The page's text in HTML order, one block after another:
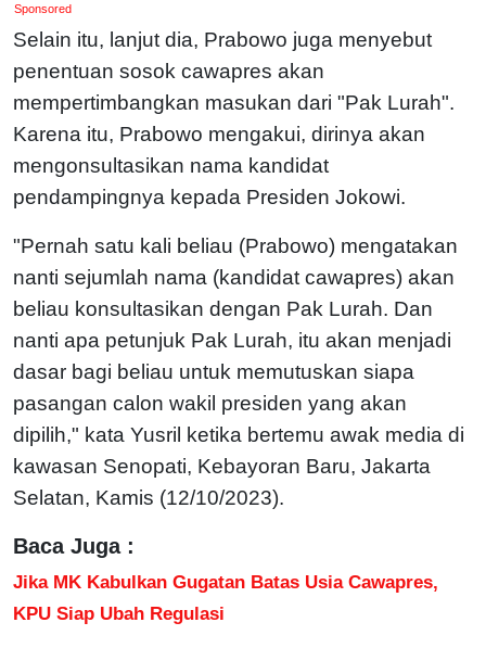
Sponsored
Selain itu, lanjut dia, Prabowo juga menyebut
penentuan sosok cawapres akan
mempertimbangkan masukan dari "Pak Lurah".
Karena itu, Prabowo mengakui, dirinya akan
mengonsultasikan nama kandidat
pendampingnya kepada Presiden Jokowi.
"Pernah satu kali beliau (Prabowo) mengatakan
nanti sejumlah nama (kandidat cawapres) akan
beliau konsultasikan dengan Pak Lurah. Dan
nanti apa petunjuk Pak Lurah, itu akan menjadi
dasar bagi beliau untuk memutuskan siapa
pasangan calon wakil presiden yang akan
dipilih," kata Yusril ketika bertemu awak media di
kawasan Senopati, Kebayoran Baru, Jakarta
Selatan, Kamis (12/10/2023).
Baca Juga :
Jika MK Kabulkan Gugatan Batas Usia Cawapres,
KPU Siap Ubah Regulasi